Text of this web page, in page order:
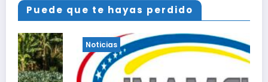
Puede que te hayas perdido
Noticias